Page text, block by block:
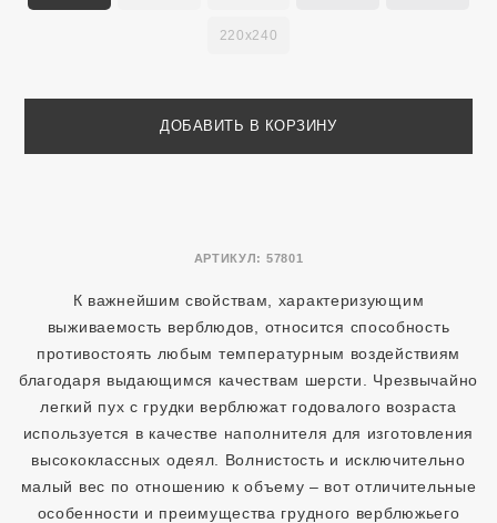
АРТИКУЛ: 57801
220x240
ДОБАВИТЬ В КОРЗИНУ
К важнейшим свойствам, характеризующим
выживаемость верблюдов, относится способность
противостоять любым температурным воздействиям
благодаря выдающимся качествам шерсти. Чрезвычайно
легкий пух с грудки верблюжат годовалого возраста
используется в качестве наполнителя для изготовления
высококлассных одеял. Волнистость и исключительно
малый вес по отношению к объему – вот отличительные
особенности и преимущества грудного верблюжьего